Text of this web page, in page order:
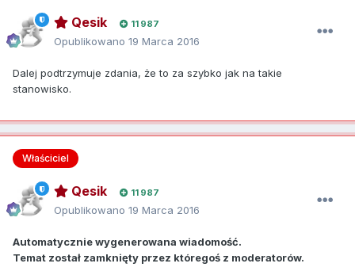
Qesik 11 987
Opublikowano 19 Marca 2016
Dalej podtrzymuje zdania, że to za szybko jak na takie
stanowisko.
Właściciel
Qesik 11 987
Opublikowano 19 Marca 2016
Automatycznie wygenerowana wiadomość.
Temat został zamknięty przez któregoś z moderatorów.